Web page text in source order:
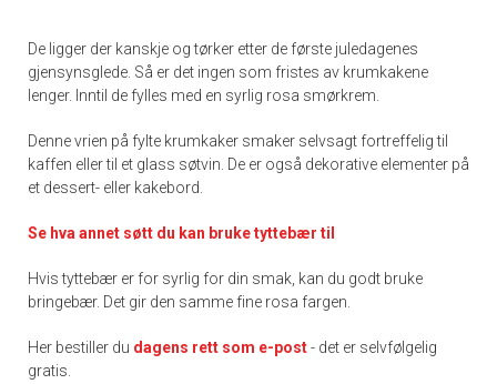
De ligger der kanskje og tørker etter de første juledagenes
gjensynsglede. Så er det ingen som fristes av krumkakene
lenger. Inntil de fylles med en syrlig rosa smørkrem.
Denne vrien på fylte krumkaker smaker selvsagt fortreffelig til
kaffen eller til et glass søtvin. De er også dekorative elementer på
et dessert- eller kakebord.
Se hva annet søtt du kan bruke tyttebær til
Hvis tyttebær er for syrlig for din smak, kan du godt bruke
bringebær. Det gir den samme fine rosa fargen.
Her bestiller du dagens rett som e-post- det er selvfølgelig
gratis.